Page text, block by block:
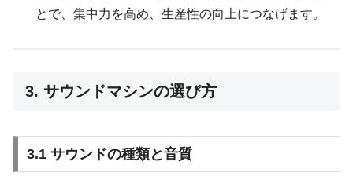
とで、集中力を高め、生産性の向上につなげます。
3. サウンドマシンの選び方
3.1 サウンドの種類と音質